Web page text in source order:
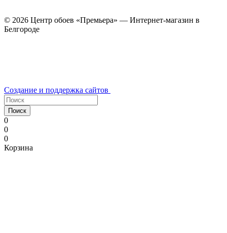
© 2026 Центр обоев «Премьера» — Интернет-магазин в
Белгороде
Создание и поддержка сайтов
Поиск
0
0
0
Корзина